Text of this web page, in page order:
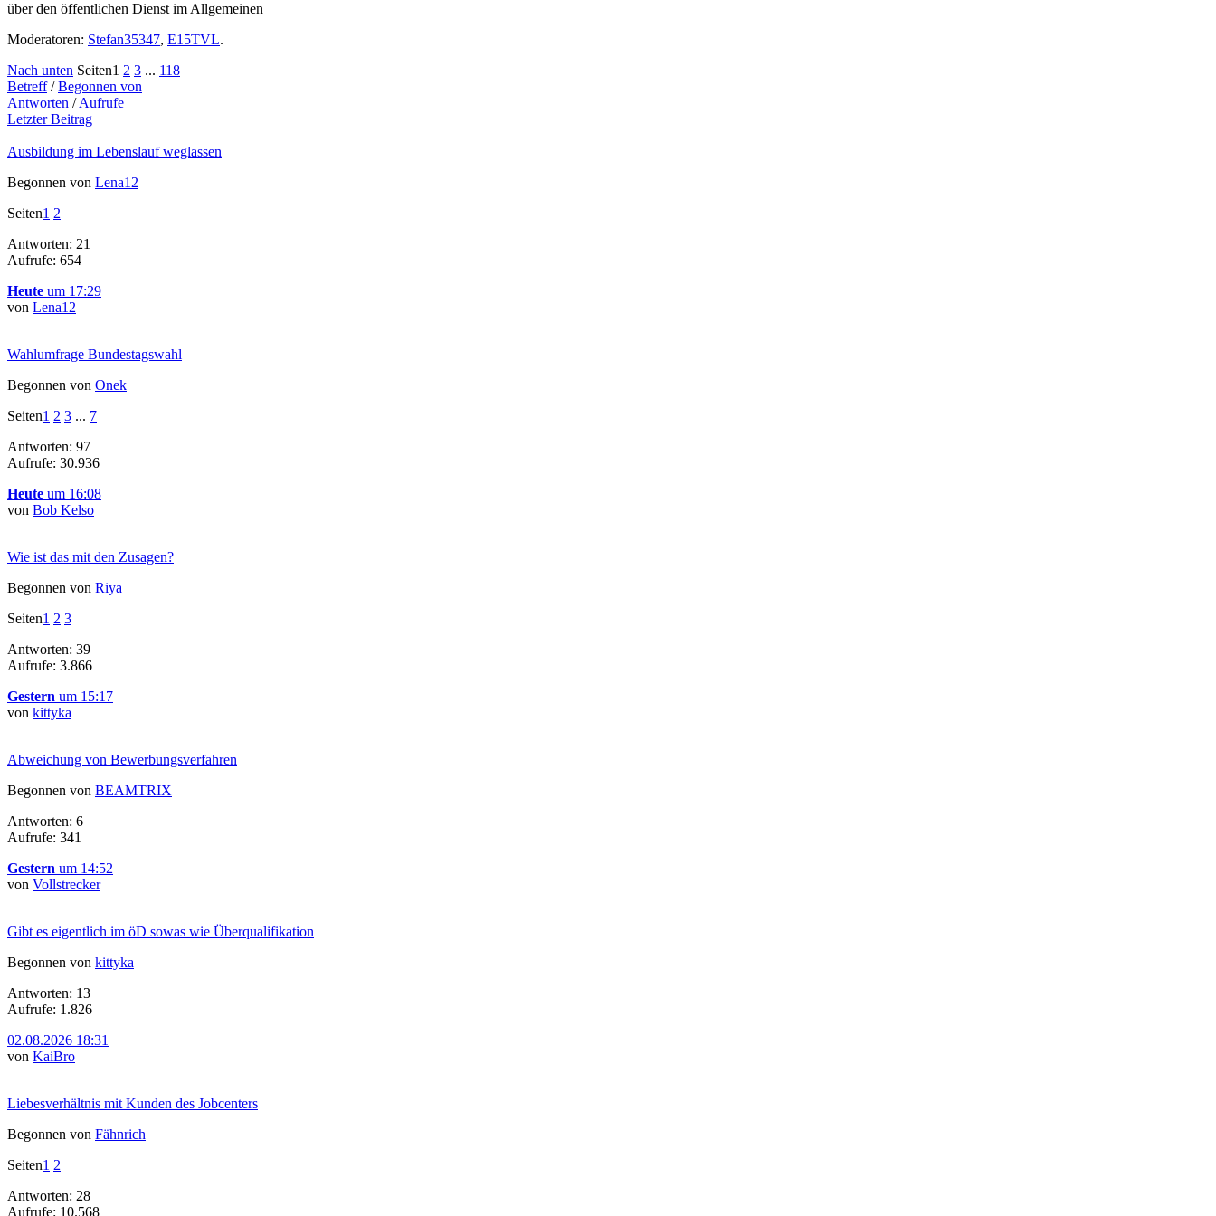
über den öffentlichen Dienst im Allgemeinen
Moderatoren: Stefan35347, E15TVL.
Nach unten Seiten1 2 3 ... 118
Betreff/Begonnen von
Antworten /Aufrufe
Letzter Beitrag
Ausbildung im Lebenslauf weglassen
Begonnen von Lena12
Seiten1 2
Antworten: 21
Aufrufe: 654
Heute um 17:29
von Lena12
Wahlumfrage Bundestagswahl
Begonnen von Onek
Seiten1 2 3 ... 7
Antworten: 97
Aufrufe: 30.936
Heute um 16:08
von Bob Kelso
Wie ist das mit den Zusagen?
Begonnen von Riya
Seiten1 2 3
Antworten: 39
Aufrufe: 3.866
Gestern um 15:17
von kittyka
Abweichung von Bewerbungsverfahren
Begonnen von BEAMTRIX
Antworten: 6
Aufrufe: 341
Gestern um 14:52
von Vollstrecker
Gibt es eigentlich im öD sowas wie Überqualifikation
Begonnen von kittyka
Antworten: 13
Aufrufe: 1.826
02.08.2026 18:31
von KaiBro
Liebesverhältnis mit Kunden des Jobcenters
Begonnen von Fähnrich
Seiten1 2
Antworten: 28
Aufrufe: 10.568